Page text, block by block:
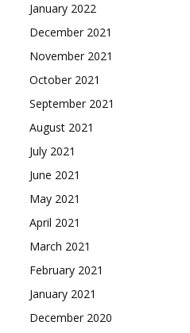
January 2022
December 2021
November 2021
October 2021
September 2021
August 2021
July 2021
June 2021
May 2021
April 2021
March 2021
February 2021
January 2021
December 2020